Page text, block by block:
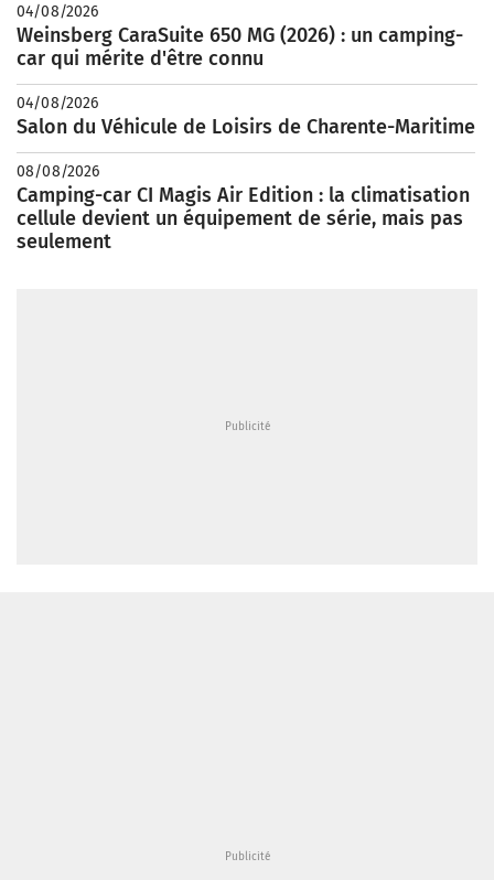
04/08/2026
Weinsberg CaraSuite 650 MG (2026) : un camping-
car qui mérite d'être connu
04/08/2026
Salon du Véhicule de Loisirs de Charente-Maritime
08/08/2026
Camping-car CI Magis Air Edition : la climatisation
cellule devient un équipement de série, mais pas
seulement